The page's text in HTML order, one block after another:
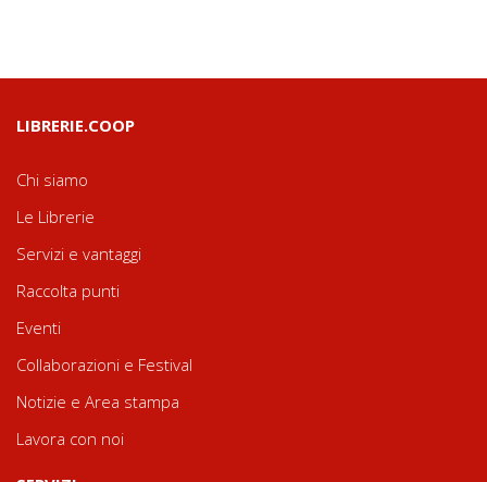
LIBRERIE.COOP
Chi siamo
Le Librerie
Servizi e vantaggi
Raccolta punti
Eventi
Collaborazioni e Festival
Notizie e Area stampa
Lavora con noi